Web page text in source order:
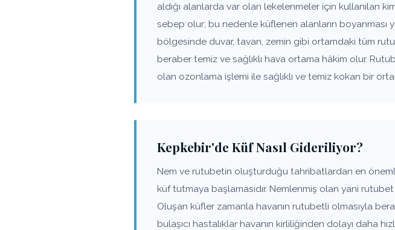
aldığı alanlarda var olan lekelenmeler için kullanılan
sebep olur; bu nedenle küflenen alanların
bölgesinde duvar, tavan, zemin gibi ortamdaki tüm
beraber temiz ve sağlıklı hava ortama hâkim olur.
olan ozonlama işlemi ile sağlıklı ve temiz kokan bir
Kepkebir'de Küf Nasıl Gideriliyor?
Nem ve rutubetin oluşturduğu tahribatlardan en
küf tutmaya başlamasıdır. Nemlenmiş olan yani
Oluşan küfler zamanla havanın rutubetli olmasıyla
bulaşıcı hastalıklar havanın kirliliğinden dolayı daha